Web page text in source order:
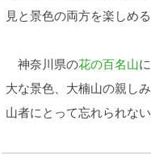
見と景色の両方を楽しめる
神奈川県の花の百名山
大な景色、大楠山の親し
山者にとって忘れられな